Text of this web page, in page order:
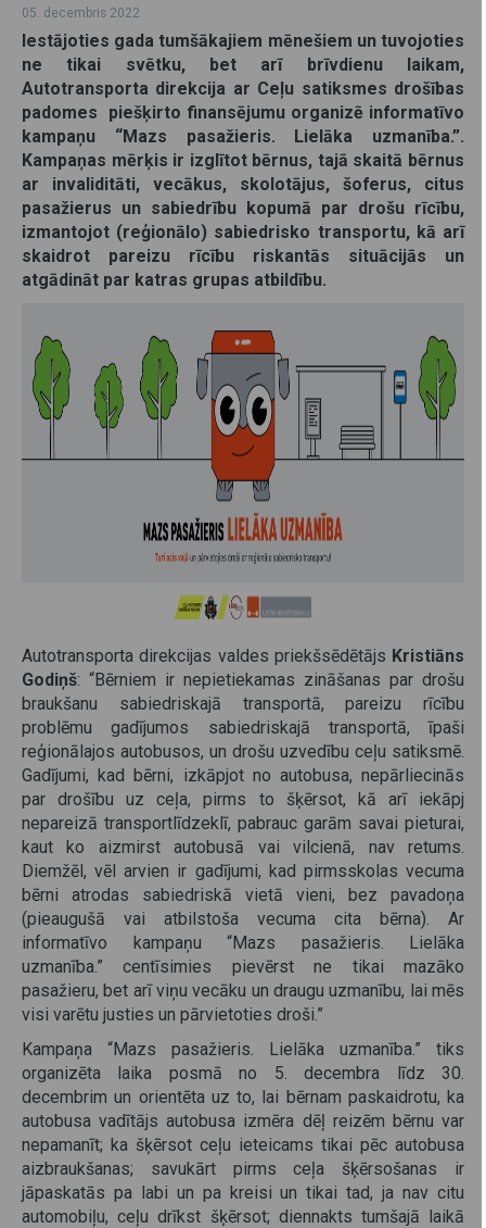
05. decembris 2022
Iestājoties gada tumšākajiem mēnešiem un tuvojoties
ne tikai svētku, bet arī brīvdienu laikam,
Autotransporta direkcija ar Ceļu satiksmes drošības
padomes piešķirto finansējumu organizē informatīvo
kampaņu “Mazs pasažieris. Lielāka uzmanība.”.
Kampaņas mērķis ir izglītot bērnus, tajā skaitā bērnus
ar invaliditāti, vecākus, skolotājus, šoferus, citus
pasažierus un sabiedrību kopumā par drošu rīcību,
izmantojot (reģionālo) sabiedrisko transportu, kā arī
skaidrot pareizu rīcību riskantās situācijās un
atgādināt par katras grupas atbildību.
Autotransporta direkcijas valdes priekšsēdētājs Kristiāns
Godiņš: “Bērniem ir nepietiekamas zināšanas par drošu
braukšanu sabiedriskajā transportā, pareizu rīcību
problēmu gadījumos sabiedriskajā transportā, īpaši
reģionālajos autobusos, un drošu uzvedību ceļu satiksmē.
Gadījumi, kad bērni, izkāpjot no autobusa, nepārliecinās
par drošību uz ceļa, pirms to šķērsot, kā arī iekāpj
nepareizā transportlīdzeklī, pabrauc garām savai pieturai,
kaut ko aizmirst autobusā vai vilcienā, nav retums.
Diemžēl, vēl arvien ir gadījumi, kad pirmsskolas vecuma
bērni atrodas sabiedriskā vietā vieni, bez pavadoņa
(pieaugušā vai atbilstoša vecuma cita bērna). Ar
informatīvo kampaņu “Mazs pasažieris. Lielāka
uzmanība.” centīsimies pievērst ne tikai mazāko
pasažieru, bet arī viņu vecāku un draugu uzmanību, lai mēs
visi varētu justies un pārvietoties droši.”
Kampaņa “Mazs pasažieris. Lielāka uzmanība.” tiks
organizēta laika posmā no 5. decembra līdz 30.
decembrim un orientēta uz to, lai bērnam paskaidrotu, ka
autobusa vadītājs autobusa izmēra dēļ reizēm bērnu var
nepamanīt; ka šķērsot ceļu ieteicams tikai pēc autobusa
aizbraukšanas; savukārt pirms ceļa šķērsošanas ir
jāpaskatās pa labi un pa kreisi un tikai tad, ja nav citu
automobiļu, ceļu drīkst šķērsot; diennakts tumšajā laikā